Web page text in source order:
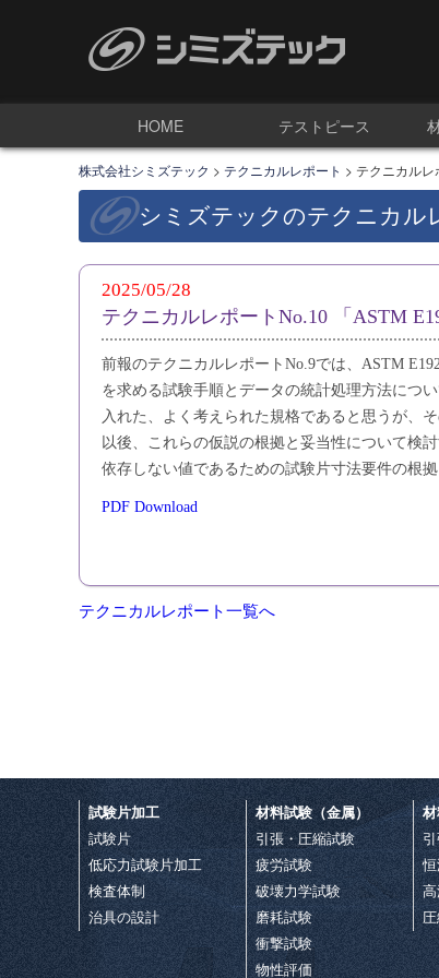
HOME テストピース
株式会社シミズテック > テクニカルレポート > テクニカルレ
シミズテックのテクニカル
2025/05/28
テクニカルレポートNo.10 「ASTM
前報のテクニカルレポートNo.9では、ASTM
を求める試験手順とデータの統計処理方法につ
入れた、よく考えられた規格であると思うが、
以後、これらの仮説の根拠と妥当性について検
依存しない値であるための試験片寸法要件の根
PDF Download
テクニカルレポート一覧へ
試験片加工
試験片
低応力試験片加工
検査体制
治具の設計
材料試験（金属）
引張・圧縮試験
疲労試験
破壊力学試験
磨耗試験
衝撃試験
物性評価